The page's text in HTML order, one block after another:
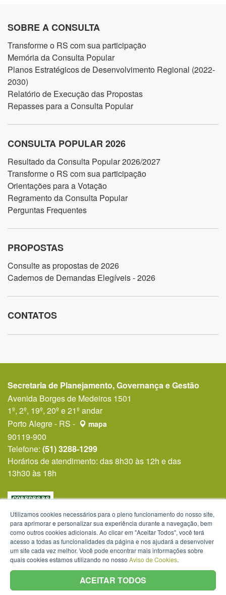
SOBRE A CONSULTA
Transforme o RS com sua participação
Memória da Consulta Popular
Planos Estratégicos de Desenvolvimento Regional (2022-
2030)
Relatório de Execução das Propostas
Repasses para a Consulta Popular
CONSULTA POPULAR 2026
Resultado da Consulta Popular 2026/2027
Transforme o RS com sua participação
Orientações para a Votação
Regramento da Consulta Popular
Perguntas Frequentes
PROPOSTAS
Consulte as propostas de 2026
Cadernos de Demandas Elegíveis - 2026
CONTATOS
Secretaria de Planejamento, Governança e Gestão
Avenida Borges de Medeiros 1501
1º, 2º, 19º, 20º e 21º andar
Porto Alegre - RS -
mapa
90119-900
Telefone: (51) 3288-1299
Horários de atendimento: das 8h30 às 12h e das
13h30 às 18h
Utilizamos cookies necessários para o pleno funcionamento do nosso site,
para aprimorar e personalizar sua experiência durante a navegação, bem
como outros cookies adicionais. Ao clicar em "Aceitar Todos", você terá
acesso a todas as funcionalidades da página e nos ajudará a desenvolver
um site cada vez melhor. Você pode encontrar mais informações sobre
quais cookies estamos utilizando no nosso Aviso de Cookies.
ACEITAR TODOS